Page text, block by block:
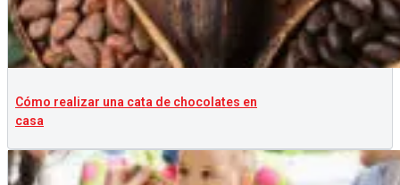
Cómo realizar una cata de chocolates en
casa